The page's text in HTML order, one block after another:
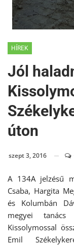
HÍREK
Jól
úton
szept 3, 2016
A 134A jelzésű
Csaba, Hargita
és Kolumbán
megyei tanács
Kissolymossal
Emil